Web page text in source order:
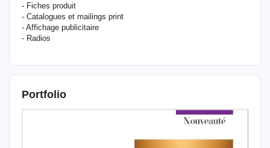
- Fiches produit
- Catalogues et mailings print
- Affichage publicitaire
- Radios
Portfolio